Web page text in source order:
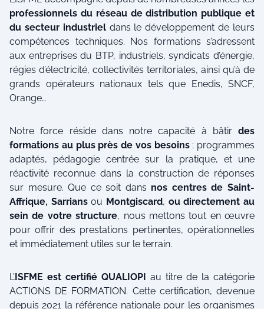
professionnels du réseau de distribution publique et
du secteur industrieldans le développement de leurs
compétences techniques. Nos formations s’adressent
aux entreprises du BTP, industriels, syndicats d’énergie,
régies d’électricité, collectivités territoriales, ainsi qu’à de
grands opérateurs nationaux tels que Enedis, SNCF,
Orange…
Notre force réside dans notre capacité à bâtir des
formations au plus près de vos besoins: programmes
adaptés, pédagogie centrée sur la pratique, et une
réactivité reconnue dans la construction de réponses
sur mesure. Que ce soit dans nos centres de Saint-
Affrique, Sarriansou Montgiscard, ou directement au
sein de votre structure, nous mettons tout en œuvre
pour offrir des prestations pertinentes, opérationnelles
et immédiatement utiles sur le terrain.
L’ISFME est certifié QUALIOPI au titre de la catégorie
ACTIONS DE FORMATION. Cette certification, devenue
depuis 2021 la référence nationale pour les organismes